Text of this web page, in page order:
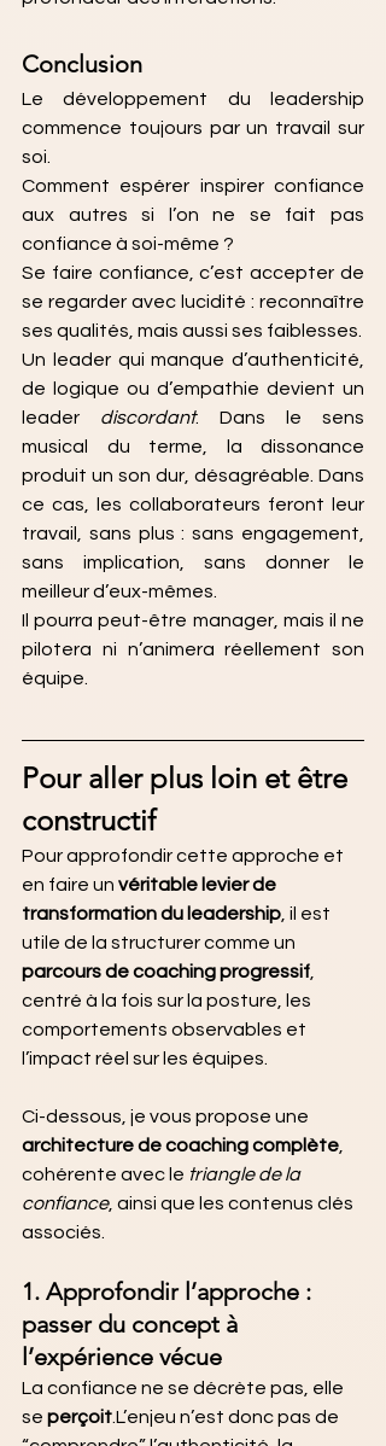
Conclusion
Le développement du leadership
commence toujours par un travail sur
soi.
Comment espérer inspirer confiance
aux autres si l’on ne se fait pas
confiance à soi-même ?
Se faire confiance, c’est accepter de
se regarder avec lucidité : reconnaître
ses qualités, mais aussi ses faiblesses.
Un leader qui manque d’authenticité,
de logique ou d’empathie devient un
leader discordant. Dans le sens
musical du terme, la dissonance
produit un son dur, désagréable. Dans
ce cas, les collaborateurs feront leur
travail, sans plus : sans engagement,
sans implication, sans donner le
meilleur d’eux-mêmes.
Il pourra peut-être manager, mais il ne
pilotera ni n’animera réellement son
équipe.
Pour aller plus loin et être
constructif
Pour approfondir cette approche et
en faire un véritable levier de
transformation du leadership, il est
utile de la structurer comme un
parcours de coaching progressif,
centré à la fois sur la posture, les
comportements observables et
l’impact réel sur les équipes.
Ci-dessous, je vous propose une
architecture de coaching complète,
cohérente avec le triangle de la
confiance, ainsi que les contenus clés
associés.
1. Approfondir l’approche :
passer du concept à
l’expérience vécue
La confiance ne se décrète pas, elle
se perçoit.L’enjeu n’est donc pas de